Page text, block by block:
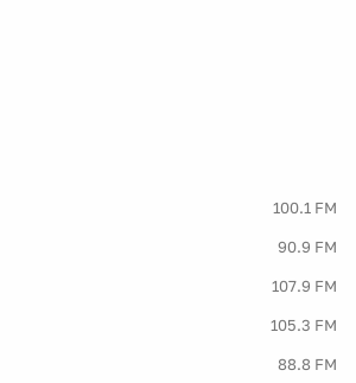
100.1 FM
90.9 FM
107.9 FM
105.3 FM
88.8 FM